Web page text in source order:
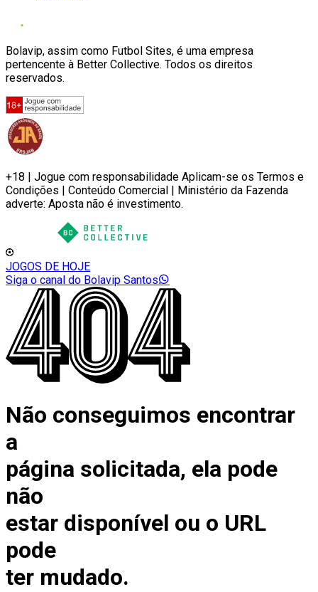
Bolavip, assim como Futbol Sites, é uma empresa
pertencente à Better Collective. Todos os direitos
reservados.
+18 | Jogue com responsabilidade Aplicam-se os Termos e
Condições | Conteúdo Comercial | Ministério da Fazenda
adverte: Aposta não é investimento.
JOGOS DE HOJE
Siga o canal do Bolavip Santos
Não conseguimos encontrar
a
página solicitada, ela pode
não
estar disponível ou o URL
pode
ter mudado.